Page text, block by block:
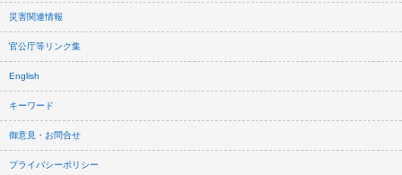
災害関連情報
官公庁等リンク集
English
キーワード
御意見・お問合せ
プライバシーポリシー